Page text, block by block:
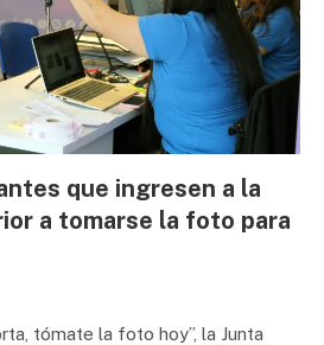
que ingresen a la
a tomarse la foto para
tómate la foto hoy”, la Junta